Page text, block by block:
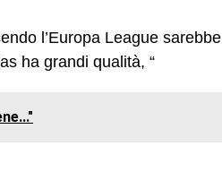
l’Europa League sarebbe
ha grandi qualità, “